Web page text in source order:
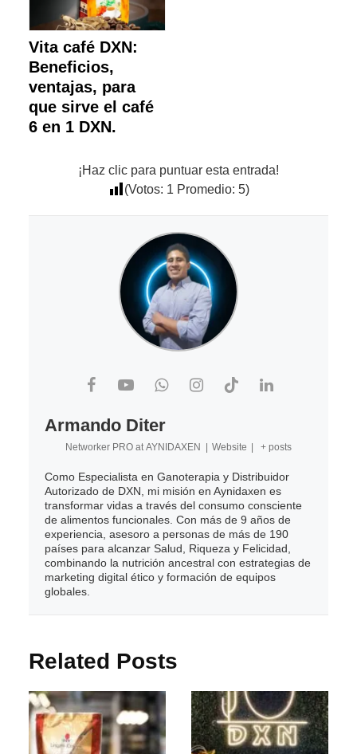
Vita café DXN:
Beneficios,
ventajas, para
que sirve el café
6 en 1 DXN.
¡Haz clic para puntuar esta entrada!
(Votos: 1 Promedio: 5)
Armando Diter
Networker PRO at AYNIDAXEN | Website | + posts
Como Especialista en Ganoterapia y Distribuidor
Autorizado de DXN, mi misión en Aynidaxen es
transformar vidas a través del consumo consciente
de alimentos funcionales. Con más de 9 años de
experiencia, asesoro a personas de más de 190
países para alcanzar Salud, Riqueza y Felicidad,
combinando la nutrición ancestral con estrategias de
marketing digital ético y formación de equipos
globales.
Related Posts